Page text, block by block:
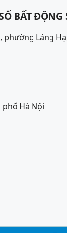
BẤT ĐỘNG
phường Láng
phố Hà Nội